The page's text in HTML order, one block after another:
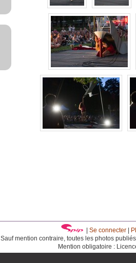
Se connecter|
Sauf mention contraire, toutes les photos
Mention obligatoire :